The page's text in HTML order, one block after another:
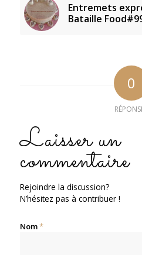
Entremets
Bataille
0
Laisser un
commentaire
Rejoindre la discussion?
N’hésitez pas à contribuer !
Nom*